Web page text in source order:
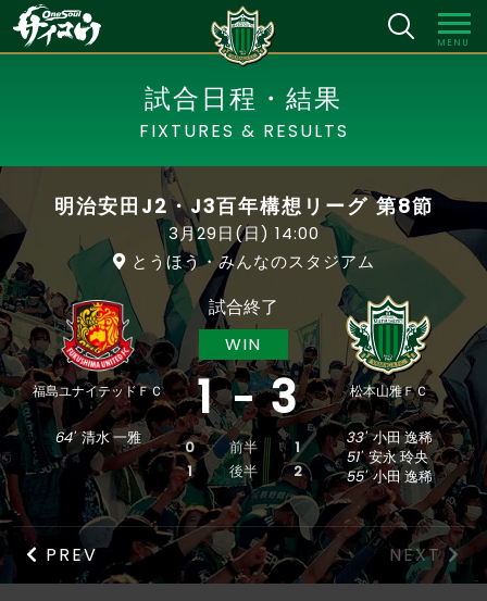
MENU
試合日程・結果
FIXTURES & RESULTS
明治安田J2・J3百年構想リーグ 第8節
3月29日(日) 14:00
とうほう・みんなのスタジアム
福島ユナイテッドＦＣ
64' 清水 一雅
試合終了
WIN
1 3
0 前半
1
1
後半 2
松本山雅ＦＣ
33' 小田 逸稀
51' 安永 玲央
55' 小田 逸稀
PREV NEXT